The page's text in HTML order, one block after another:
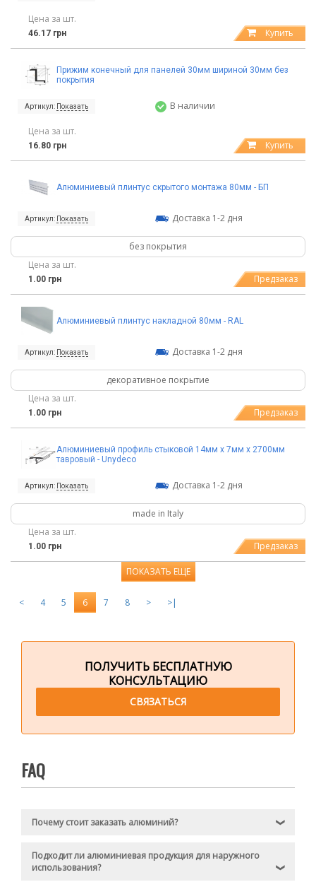
Цена за шт.
46.17 грн Купить
Прижим конечный для панелей 30мм шириной 30мм без
покрытия
Артикул: Показать В наличии
Цена за шт.
16.80 грн Купить
Алюминиевый плинтус скрытого монтажа 80мм - БП
Артикул: Показать Доставка 1-2 дня
без покрытия
Цена за шт.
1.00 грн Предзаказ
Алюминиевый плинтус накладной 80мм - RAL
Артикул: Показать Доставка 1-2 дня
декоративное покрытие
Цена за шт.
1.00 грн Предзаказ
Алюминиевый профиль стыковой 14мм х 7мм х 2700мм
тавровый - Unydeco
Артикул: Показать Доставка 1-2 дня
made in Italy
Цена за шт.
1.00 грн Предзаказ
ПОКАЗАТЬ ЕЩЕ
< 4 5 6 7 8 > >|
ПОЛУЧИТЬ БЕСПЛАТНУЮ
КОНСУЛЬТАЦИЮ
СВЯЗАТЬСЯ
FAQ
Почему стоит заказать алюминий? ❯
Подходит ли алюминиевая продукция для наружного
использования?
❯